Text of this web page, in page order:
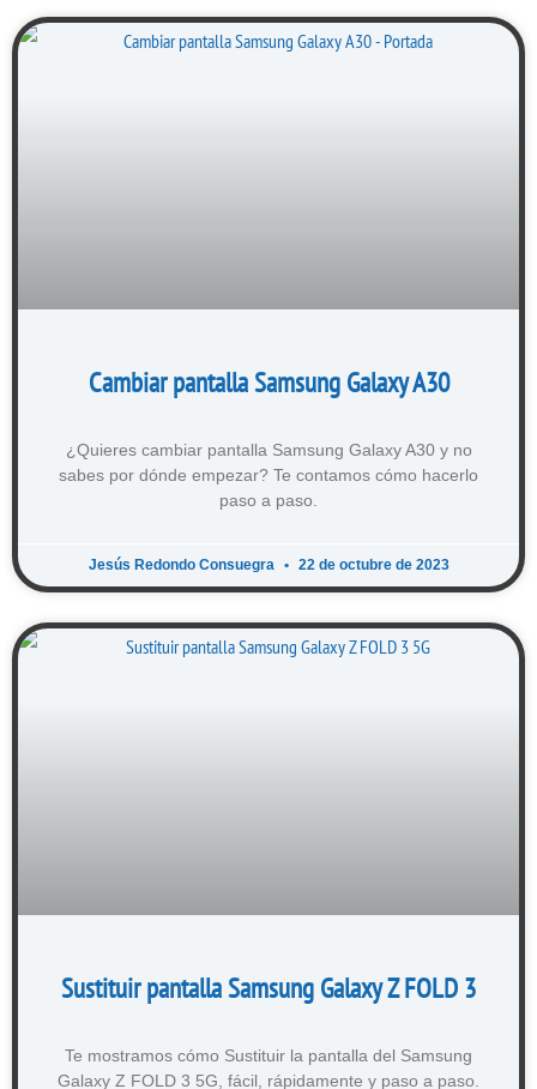
Cambiar pantalla Samsung Galaxy A30
¿Quieres cambiar pantalla Samsung Galaxy A30 y no
sabes por dónde empezar? Te contamos cómo hacerlo
paso a paso.
Jesús Redondo Consuegra 22 de octubre de 2023
Sustituir pantalla Samsung Galaxy Z FOLD 3
Te mostramos cómo Sustituir la pantalla del Samsung
Galaxy Z FOLD 3 5G, fácil, rápidamente y paso a paso.